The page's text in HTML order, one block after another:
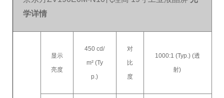
学详情
显示
亮度
450 cd/
m² (Ty
p.)
对
比
度
1000:1 (Typ.) (透
射)